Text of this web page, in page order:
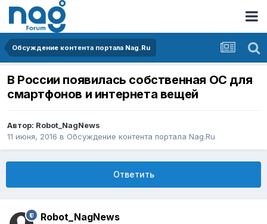
Обсуждение контента портала Nag.Ru
В России появилась собственная ОС для
смартфонов и интернета вещей
Автор: Robot_NagNews
11 июня, 2016 в Обсуждение контента портала Nag.Ru
Ответить
Robot_NagNews